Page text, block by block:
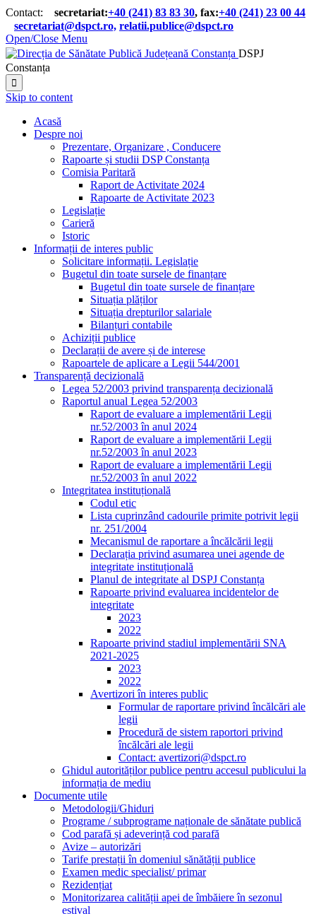
Contact: secretariat:+40 (241) 83 83 30, fax:+40 (241) 23 00 44
secretariat@dspct.ro, relatii.publice@dspct.ro
Open/Close Menu
DSPJ
Constanța

Skip to content
Acasă
Despre noi
Prezentare, Organizare , Conducere
Rapoarte și studii DSP Constanța
Comisia Paritară
Raport de Activitate 2024
Rapoarte de Activitate 2023
Legislație
Carieră
Istoric
Informații de interes public
Solicitare informații. Legislație
Bugetul din toate sursele de finanțare
Bugetul din toate sursele de finanțare
Situația plăților
Situația drepturilor salariale
Bilanțuri contabile
Achiziții publice
Declarații de avere și de interese
Rapoartele de aplicare a Legii 544/2001
Transparență decizională
Legea 52/2003 privind transparența decizională
Raportul anual Legea 52/2003
Raport de evaluare a implementării Legii
nr.52/2003 în anul 2024
Raport de evaluare a implementării Legii
nr.52/2003 în anul 2023
Raport de evaluare a implementării Legii
nr.52/2003 în anul 2022
Integritatea instituțională
Codul etic
Lista cuprinzând cadourile primite potrivit legii
nr. 251/2004
Mecanismul de raportare a încălcării legii
Declarația privind asumarea unei agende de
integritate instituțională
Planul de integritate al DSPJ Constanța
Rapoarte privind evaluarea incidentelor de
integritate
2023
2022
Rapoarte privind stadiul implementării SNA
2021-2025
2023
2022
Avertizori în interes public
Formular de raportare privind încălcări ale
legii
Procedură de sistem raportori privind
încălcări ale legii
Contact: avertizori@dspct.ro
Ghidul autorităților publice pentru accesul publicului la
informația de mediu
Documente utile
Metodologii/Ghiduri
Programe / subprograme naționale de sănătate publică
Cod parafă și adeverință cod parafă
Avize – autorizări
Tarife prestații în domeniul sănătății publice
Examen medic specialist/ primar
Rezidențiat
Monitorizarea calității apei de îmbăiere în sezonul
estival